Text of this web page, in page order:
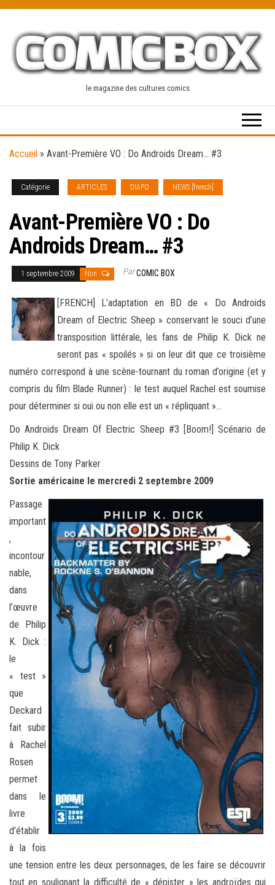
content
le magazine des cultures comics
Accueil » Avant-Première VO : Do Androids Dream… #3
Catégorie ARTICLES DIAPO NEWS [french]
Avant-Première VO : Do
Androids Dream… #3
1 septembre 2009 Non ParCOMIC BOX
[FRENCH] L’adaptation en BD de « Do Androids
Dream of Electric Sheep » conservant le souci d’une
transposition littérale, les fans de Philip K. Dick ne
seront pas « spoilés » si on leur dit que ce troisième
numéro correspond à une scène-tournant du roman d’origine (et y
compris du film Blade Runner) : le test auquel Rachel est soumise
pour déterminer si oui ou non elle est un « répliquant »…
Do Androids Dream Of Electric Sheep #3 [Boom!] Scénario de
Philip K. Dick
Dessins de Tony Parker
Sortie américaine le mercredi 2 septembre 2009
Passage
important
,
incontour
nable,
dans
l’œuvre
de Philip
K. Dick :
le
« test »
que
Deckard
fait subir
à Rachel
Rosen
permet
dans le
livre
d’établir
à la fois
une tension entre les deux personnages, de les faire se découvrir
tout en soulignant la difficulté de « dépister » les androïdes qui